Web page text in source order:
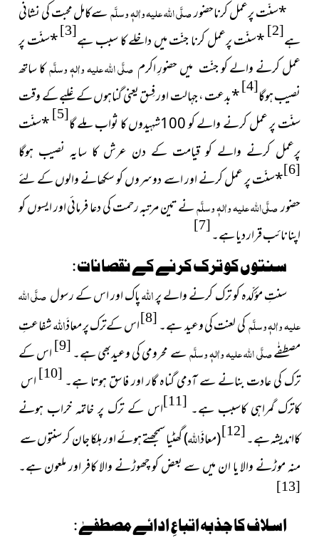
*سنّت پرعمل کرناحضورصلَّی اللہ علیہ واٰلہٖ وسلَّمسےکامل محبت کی نشانی
ہے[2]
*سنّت پرعمل کرنا جنّت میں داخلے کا سبب ہے[3]
*سنّت پر
عمل کرنے والے کو جنّت میں حضورِ اکرم صلَّی اللہ علیہ واٰلہٖ وسلَّمکا ساتھ
نصیب ہوگا[4]
*بدعت ، جہالت اور فِسق یعنی گناہوں کے غلبے کے وقت
سنّت پر عمل کرنے والے کو 100شہیدوں کا ثواب ملے گا
[5]
*سنّت
پرعمل کرنے والے کو قیامت کے دن عرش کا سایہ نصیب ہوگا
[6]
*سنّت پر عمل کرنے اور اسے دوسروں کو سکھانے والوں کے لئے
حضورصلَّی اللہ علیہ واٰلہٖ وسلَّمنے تین مرتبہ رحمت کی دعا فرمائی اور ایسوں کو
اپنا نائب قرار دیا ہے۔[7]
سنتوں کو ترک کرنے کے نقصانات :
سنتِ مؤکّدہ کو ترک کرنے والے پراللہپاک اور اس کے رسولصلَّی اللہ
علیہ واٰلہٖ وسلَّمکی لعنت کی وعید ہے۔ [8]اس کےترک پر معاذَاللہشفاعتِ
مصطفٰےصلَّی اللہ علیہ واٰلہٖ وسلَّمسے محرومی کی وعیدبھی ہے۔ [9] اس کے
ترک کی عادت بنانے سے آدمی گناہ گار اور فاسق ہوتا ہے۔ [10] اس
کاترک گمراہی کاسبب ہے۔ [11]اس کے ترک پر خاتمہ خراب ہونے
کااندیشہ ہے۔[12](معاذَاللہ)گھٹیا سمجھتے ہوئے اور ہلکا جان کر سنتوں سے
منہ موڑنے والا یا ان میں سے بعض کو چھوڑنے والا کافر اور ملعون ہے۔
[13]
اسلاف کا جذبہ اتباعِ ادائے مصطفےٰ :